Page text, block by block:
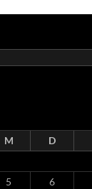
M D
5 6